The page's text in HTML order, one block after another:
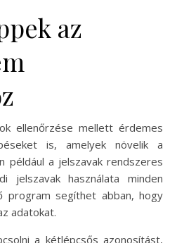
az
ellenőrzése mellett érdemes
is, amelyek növelik a
például a jelszavak rendszeres
jelszavak használata minden
program segíthet abban, hogy
adatokat.
a kétlépcsős azonosítást,